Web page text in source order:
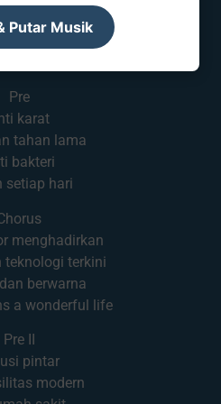
masa kini
Pre
karat
tahan lama
bakteri
setiap hari
menghadirkan
teknologi terkini
berwarna
a wonderful life
Pre II
pintar
modern
Putar Musik